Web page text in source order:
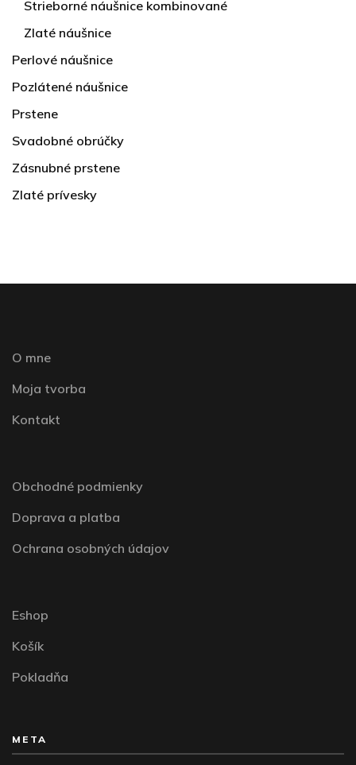
Strieborné náušnice kombinované
Zlaté náušnice
Perlové náušnice
Pozlátené náušnice
Prstene
Svadobné obrúčky
Zásnubné prstene
Zlaté prívesky
O mne
Moja tvorba
Kontakt
Obchodné podmienky
Doprava a platba
Ochrana osobných údajov
Eshop
Košík
Pokladňa
META